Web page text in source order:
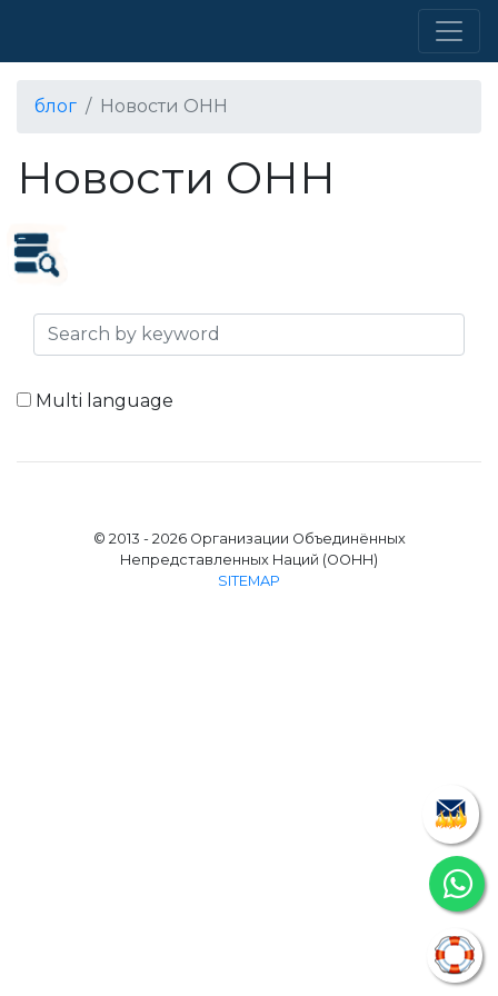
блог Новости ОНН
Новости ОНН
Multi language
© 2013 - 2026 Организации Объединённых
Непредставленных Наций (OОНН)
SITEMAP